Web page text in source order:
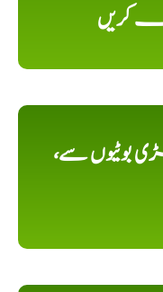
کریں
بوٹیوں سے،